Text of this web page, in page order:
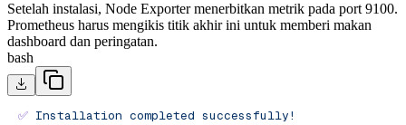
Setelah instalasi, Node Exporter menerbitkan metrik pada port 9100.
Prometheus harus mengikis titik akhir ini untuk memberi makan
dashboard dan peringatan.
bash
✅ Installation completed successfully!